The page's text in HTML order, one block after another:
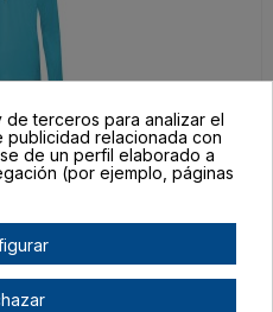
CA11130312
Turquesa
13,42 €
terceros para analizar el
publicidad relacionada con
de un perfil elaborado a
(por ejemplo, páginas